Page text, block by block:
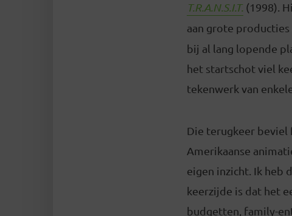
T.R.A.N.S.I.T. (1998).
aan grote producties
bij al lang lopende
het startschot viel
tekenwerk van
Die terugkeer beviel
Amerikaanse
eigen inzicht. Ik heb
keerzijde is dat het
budgetten, family-